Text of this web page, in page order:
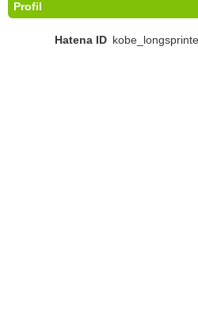
Profil
Hatena ID